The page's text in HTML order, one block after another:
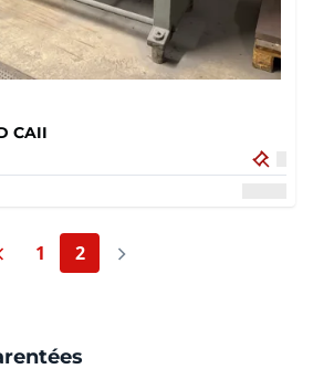
CAII
précédente
Page
1 2 Page suivante